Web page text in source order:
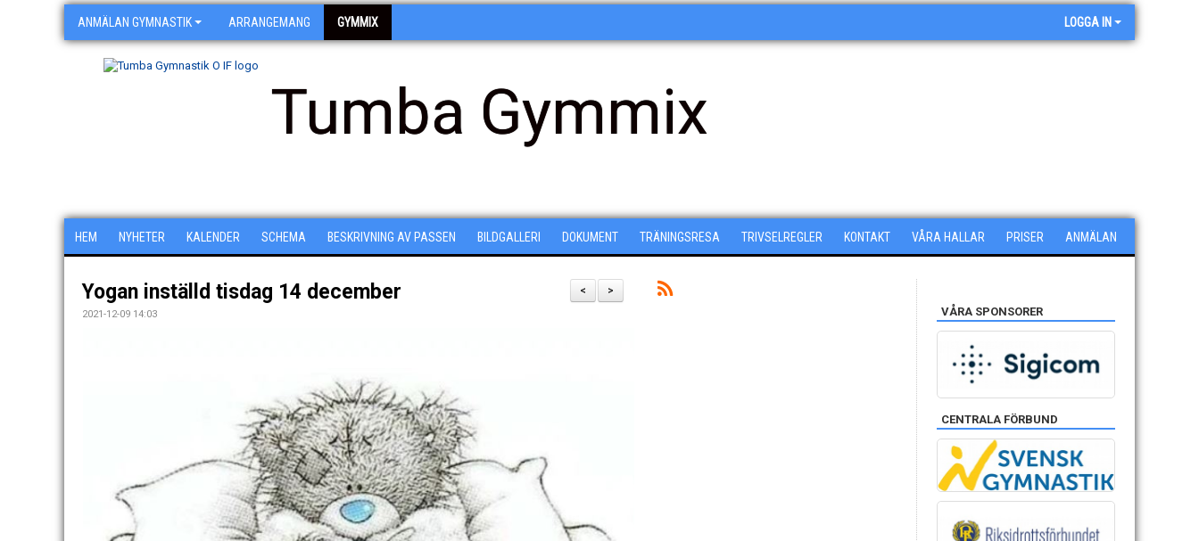
ANMÄLAN GYMNASTIK ARRANGEMANG GYMMIX LOGGA IN
Tumba Gymmix
HEM NYHETER KALENDER SCHEMA BESKRIVNING AV PASSEN BILDGALLERI DOKUMENT TRÄNINGSRESA TRIVSELREGLER KONTAKT VÅRA HALLAR PRISER ANMÄLAN
>
<
Yogan inställd tisdag 14 december
2021-12-09 14:03 VÅRA SPONSORER
CENTRALA FÖRBUND